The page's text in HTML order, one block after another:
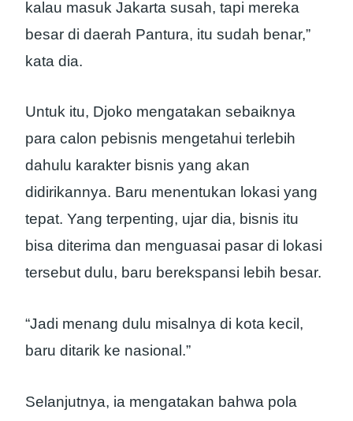
kalau masuk Jakarta susah, tapi mereka
besar di daerah Pantura, itu sudah benar,”
kata dia.
Untuk itu, Djoko mengatakan sebaiknya
para calon pebisnis mengetahui terlebih
dahulu karakter bisnis yang akan
didirikannya. Baru menentukan lokasi yang
tepat. Yang terpenting, ujar dia, bisnis itu
bisa diterima dan menguasai pasar di lokasi
tersebut dulu, baru berekspansi lebih besar.
“Jadi menang dulu misalnya di kota kecil,
baru ditarik ke nasional.”
Selanjutnya, ia mengatakan bahwa pola